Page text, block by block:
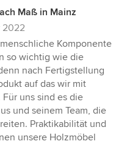
Maß in Mainz
2022
Komponente
so wichtig wie die
nach Fertigstellung
auf das wir mit
uns sind es die
und seinem Team, die
Praktikabilität und
unsere Holzmöbel